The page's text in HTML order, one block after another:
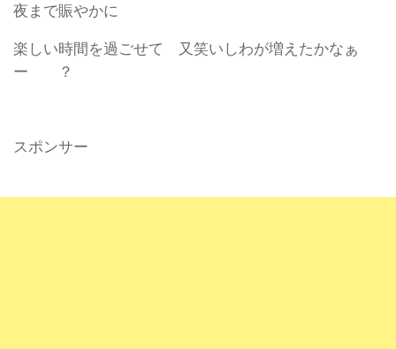
夜まで賑やかに
楽しい時間を過ごせて 又笑いしわが増えたかなぁ
ー ？
スポンサー